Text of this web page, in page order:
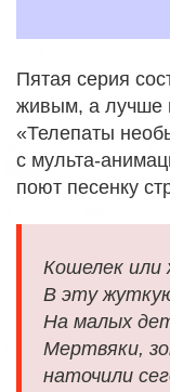
Пятая серия
живым, а лучше
«Телепаты
с мульта-
поют песенку
Кошелек или
В эту
На малых
Мертвяки,
наточили